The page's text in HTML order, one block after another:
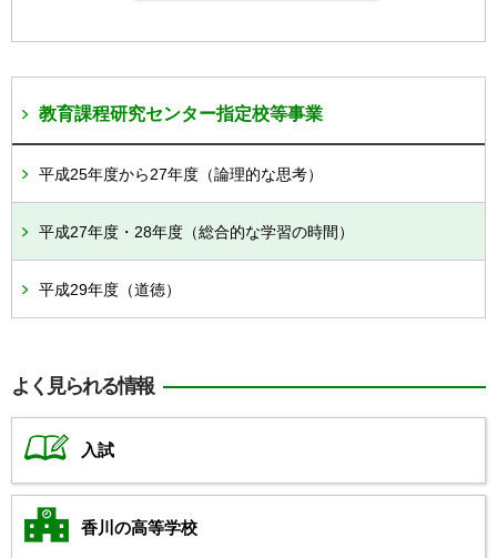
教育課程研究センター指定校等事業
平成25年度から27年度（論理的な思考）
平成27年度・28年度（総合的な学習の時間）
平成29年度（道徳）
よく見られる情報
入試
香川の高等学校